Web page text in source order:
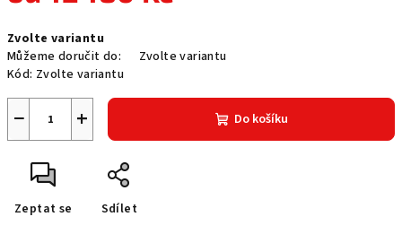
cena:
Zvolte variantu
Můžeme doručit do:
Zvolte variantu
Kód: Zvolte variantu
+
− Do košíku
Zeptat se Sdílet